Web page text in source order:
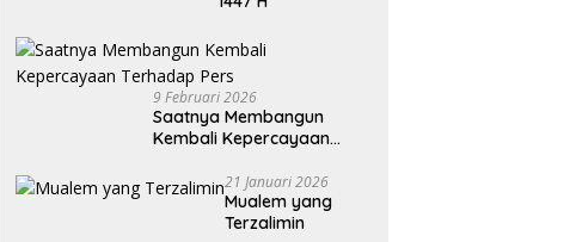
9 Februari 2026
Saatnya Membangun
Kembali Kepercayaan
21 Januari 2026
Mualem yang
Terzalimin